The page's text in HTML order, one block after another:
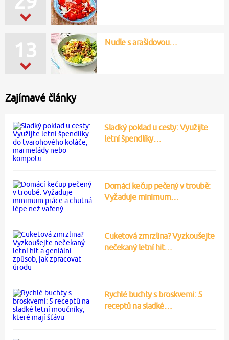
13 Nudle s arašídovou…
Zajímavé články
Sladký poklad u cesty: Využijte
letní špendlíky…
Domácí kečup pečený v troubě:
Vyžaduje minimum…
Cuketová zmrzlina? Vyzkoušejte
nečekaný letní hit…
Rychlé buchty s broskvemi: 5
receptů na sladké…